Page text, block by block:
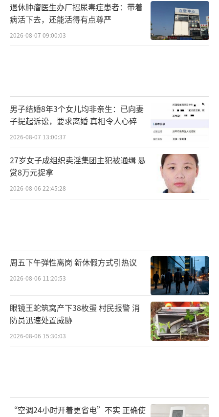
退休肿瘤医生办厂招尿毒症患者：带着
病活下去，还能活得有点尊严
2026-08-07 09:00:03
男子结婚8年3个女儿均非亲生：已向妻
子提起诉讼，要求离婚 真相令人心碎
2026-08-07 13:00:37
27岁女子成组织卖淫集团主犯被通缉 悬
赏8万元捉拿
2026-08-06 22:45:28
周五下午弹性离岗 新休假方式引热议
2026-08-06 11:20:53
眼镜王蛇筑窝产下38枚蛋 村民报警 消
防员迅速处置威胁
2026-08-06 15:30:03
“空调24小时开着更省电”不实 正确使